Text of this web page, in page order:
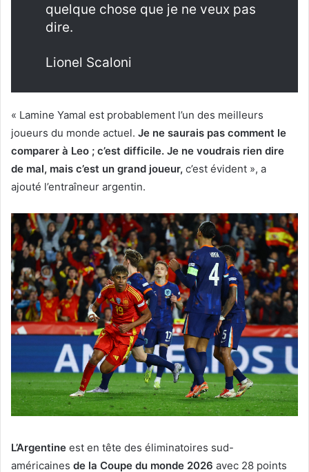
quelque chose que je ne veux pas
dire.
Lionel Scaloni
« Lamine Yamal est probablement l’un des meilleurs
joueurs du monde actuel. Je ne saurais pas comment le
comparer à Leo ; c’est difficile. Je ne voudrais rien dire
de mal, mais c’est un grand joueur, c’est évident », a
ajouté l’entraîneur argentin.
L’Argentine est en tête des éliminatoires sud-
américaines de la Coupe du monde 2026 avec 28 points